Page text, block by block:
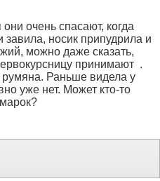
очень спасают, когда
завила, носик припудрила и
можно даже сказать,
принимают .
румяна. Раньше видела у
уже нет. Может кто-то